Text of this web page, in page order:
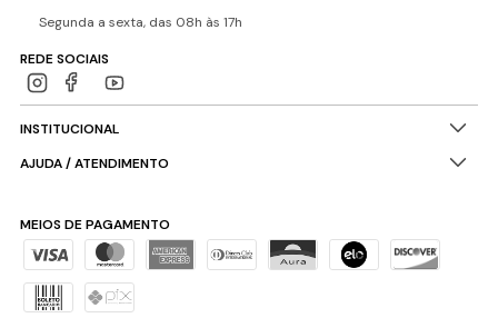
Segunda a sexta, das 08h às 17h
REDE SOCIAIS
INSTITUCIONAL
AJUDA / ATENDIMENTO
MEIOS DE PAGAMENTO